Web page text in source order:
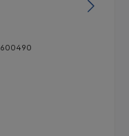
600490